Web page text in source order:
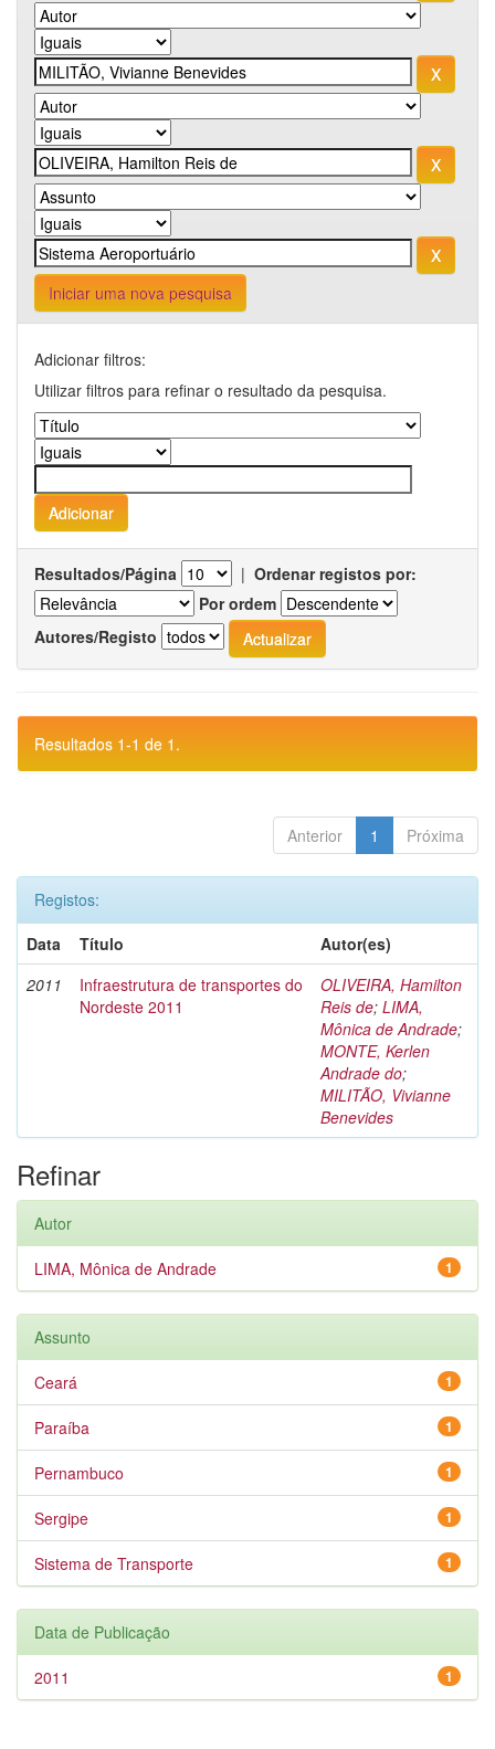
Iniciar uma nova pesquisa
Adicionar filtros:
Utilizar filtros para refinar o resultado da pesquisa.
Resultados/Página | Ordenar registos por:
Por ordem
Autores/Registo
Resultados 1-1 de 1.
Anterior 1 Próxima
Registos:
Data
Título
Autor(es)
2011
Infraestrutura de transportes do
Nordeste 2011
OLIVEIRA, Hamilton
Reis de; LIMA,
Mônica de Andrade;
MONTE, Kerlen
Andrade do;
MILITÃO, Vivianne
Benevides
Refinar
Autor
1
LIMA, Mônica de Andrade
Assunto
1
Ceará
1
Paraíba
1
Pernambuco
1
Sergipe
1
Sistema de Transporte
Data de Publicação
1
2011